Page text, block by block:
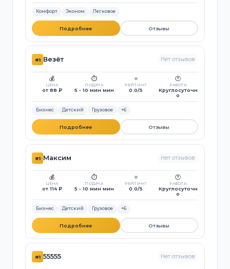
Комфорт Эконом Легковое
Подробнее Отзывы
#1 Везёт Нет отзывов
💰
ЦЕНА
от 88 ₽
⏱️
ПОДАЧА
5 - 10 мин мин
⭐
РЕЙТИНГ
0.0/5
🕐
РАБОТА
Круглосуточн
о
Бизнес Детский Грузовое +6
Подробнее Отзывы
#1 Максим Нет отзывов
💰
ЦЕНА
от 114 ₽
⏱️
ПОДАЧА
5 - 10 мин мин
⭐
РЕЙТИНГ
0.0/5
🕐
РАБОТА
Круглосуточн
о
Бизнес Детский Грузовое +6
Подробнее Отзывы
#1 55555 Нет отзывов